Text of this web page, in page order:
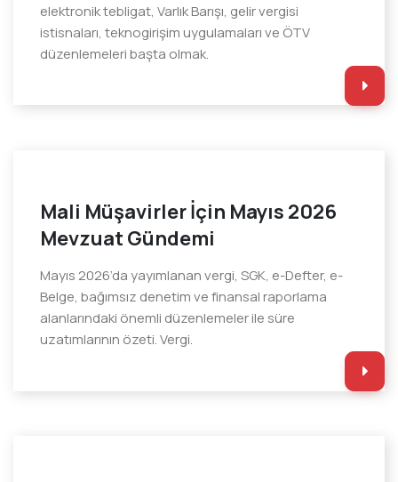
elektronik tebligat, Varlık Barışı, gelir vergisi
istisnaları, teknogirişim uygulamaları ve ÖTV
düzenlemeleri başta olmak.
Mali Müşavirler İçin Mayıs 2026
Mevzuat Gündemi
Mayıs 2026’da yayımlanan vergi, SGK, e-Defter, e-
Belge, bağımsız denetim ve finansal raporlama
alanlarındaki önemli düzenlemeler ile süre
uzatımlarının özeti. Vergi.